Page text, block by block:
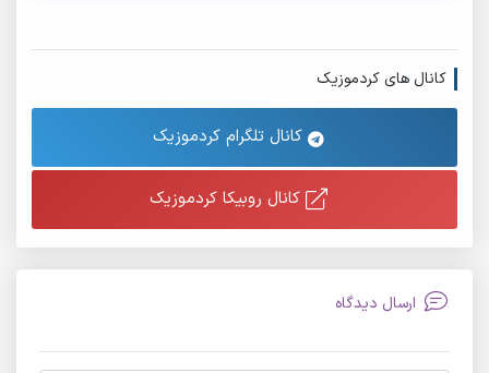
کانال های کردموزیک
کانال تلگرام کردموزیک
کانال روبیکا کردموزیک
ارسال دیدگاه